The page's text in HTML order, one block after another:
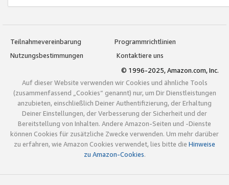
Teilnahmevereinbarung
Programmrichtlinien
Nutzungsbestimmungen
Kontaktiere uns
© 1996-2025, Amazon.com, Inc.
Auf dieser Website verwenden wir Cookies und ähnliche Tools
(zusammenfassend „Cookies“ genannt) nur, um Dir Dienstleistungen
anzubieten, einschließlich Deiner Authentifizierung, der Erhaltung
Deiner Einstellungen, der Verbesserung der Sicherheit und der
Bereitstellung von Inhalten. Andere Amazon-Seiten und -Dienste
können Cookies für zusätzliche Zwecke verwenden. Um mehr darüber
zu erfahren, wie Amazon Cookies verwendet, lies bitte die Hinweise
zu Amazon-Cookies.